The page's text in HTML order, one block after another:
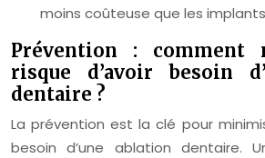
moins coûteuse que les
Prévention : comment
risque d’avoir besoin
dentaire ?
La prévention est la clé pour
besoin d’une ablation dentaire.